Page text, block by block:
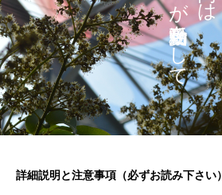
を
し
て
詳細説明と注意事項（必ずお読み下さい）